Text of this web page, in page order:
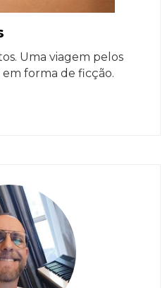
Uma viagem pelos
forma de ficção.